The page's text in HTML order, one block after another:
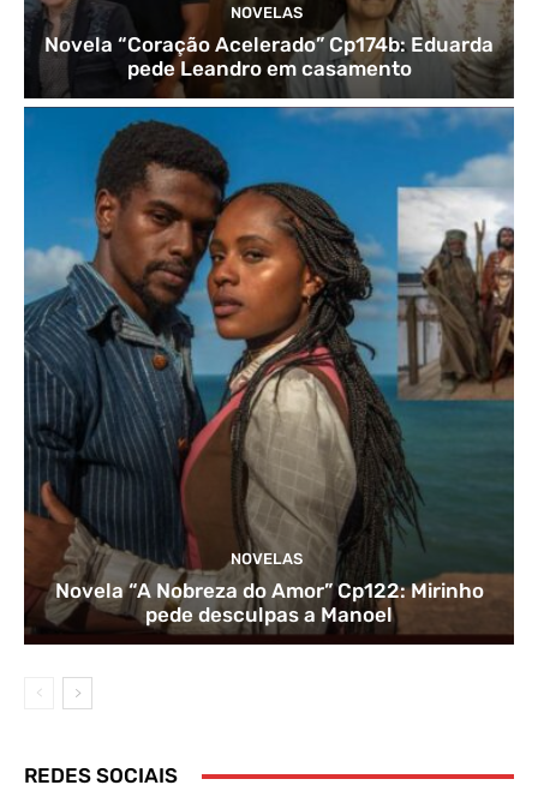
NOVELAS
Novela “Coração Acelerado” Cp174b: Eduarda
pede Leandro em casamento
NOVELAS
Novela “A Nobreza do Amor” Cp122: Mirinho
pede desculpas a Manoel
REDES SOCIAIS